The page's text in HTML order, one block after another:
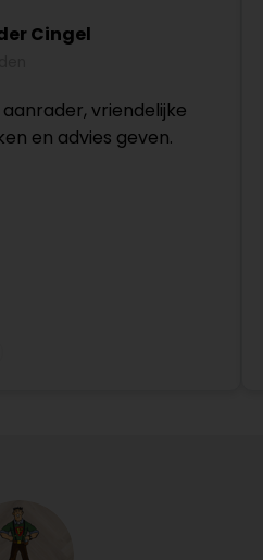
Cingel
vriendelijke
en advies geven.